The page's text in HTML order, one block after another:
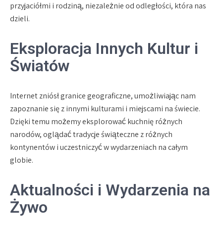
przyjaciółmi i rodziną, niezależnie od odległości, która nas
dzieli.
Eksploracja Innych Kultur i
Światów
Internet zniósł granice geograficzne, umożliwiając nam
zapoznanie się z innymi kulturami i miejscami na świecie.
Dzięki temu możemy eksplorować kuchnię różnych
narodów, oglądać tradycje świąteczne z różnych
kontynentów i uczestniczyć w wydarzeniach na całym
globie.
Aktualności i Wydarzenia na
Żywo